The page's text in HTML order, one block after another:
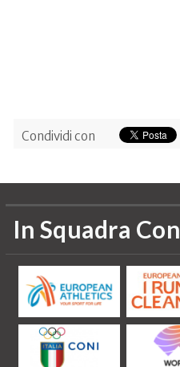
Condividi con
In Squadra Con